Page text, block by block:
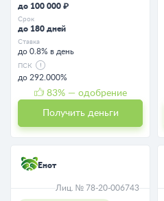
до 100 000 ₽
Срок
до 180 дней
Ставка
до 0.8% в день
ПСК
до 292.000%
83% — одобрение
Получить деньги
Енот
Лиц. № 78-20-006743